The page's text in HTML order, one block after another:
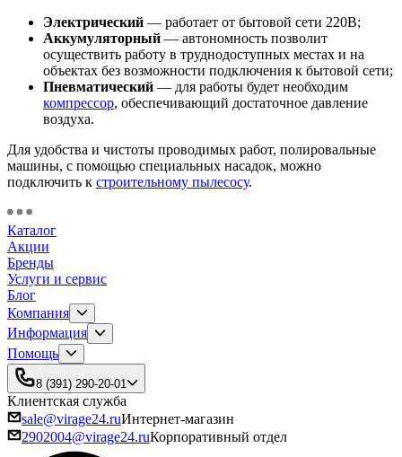
Электрический — работает от бытовой сети 220В;
Аккумуляторный — автономность позволит
осуществить работу в труднодоступных местах и на
объектах без возможности подключения к бытовой сети;
Пневматический — для работы будет необходим
компрессор, обеспечивающий достаточное давление
воздуха.
Для удобства и чистоты проводимых работ, полировальные
машины, с помощью специальных насадок, можно
подключить к строительному пылесосу.
Каталог
Акции
Бренды
Услуги и сервис
Блог
Компания
Информация
Помощь
8 (391) 290-20-01
Клиентская служба
sale@virage24.ruИнтернет-магазин
2902004@virage24.ruКорпоративный отдел